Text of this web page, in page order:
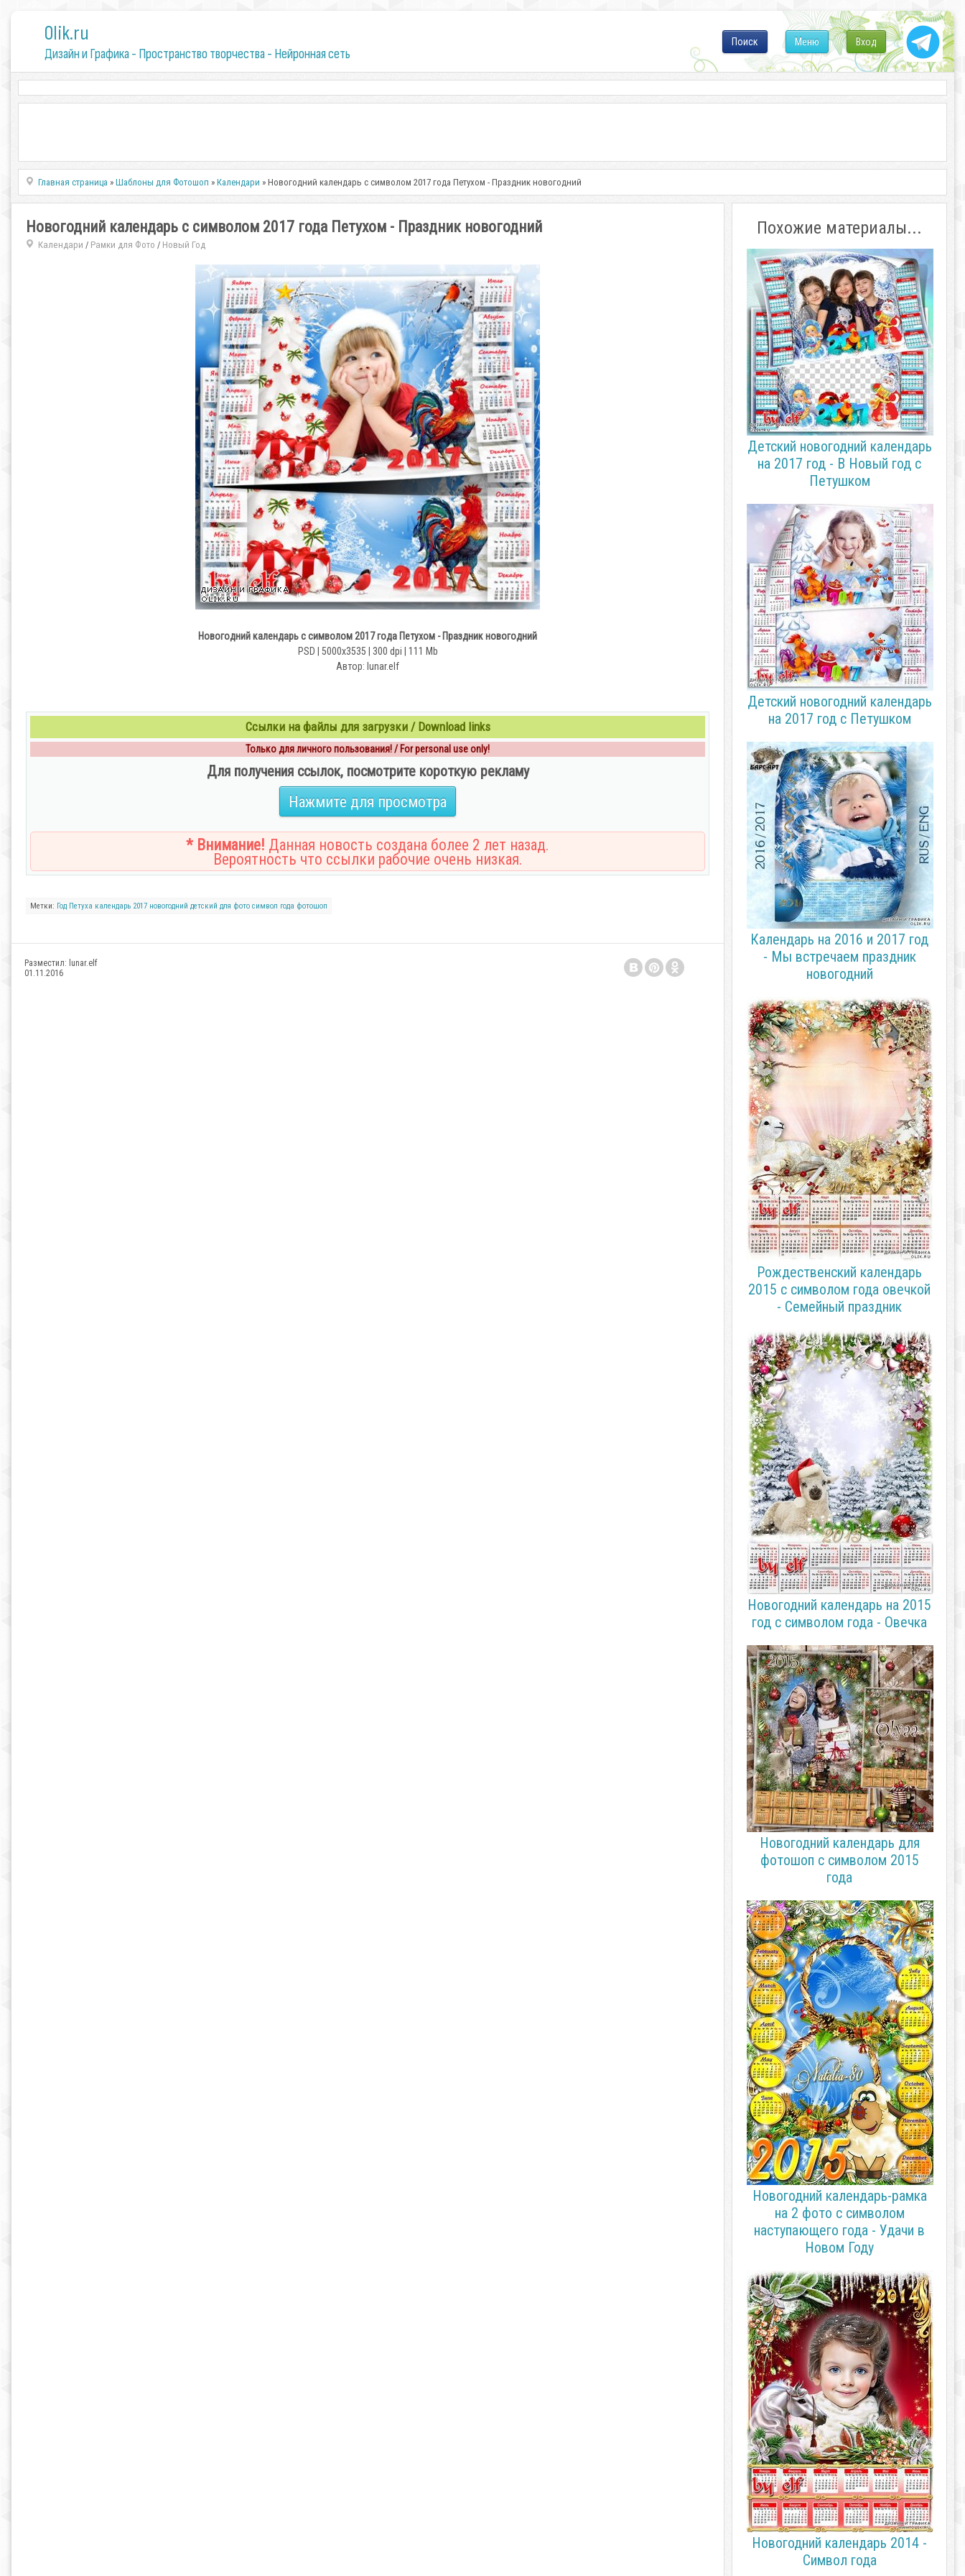
0lik.ru
Дизайн и Графика - Пространство творчества - Нейронная сеть
Вход
Меню
Поиск
Главная страница »Шаблоны для Фотошоп »Календари » Новогодний календарь с символом 2017 года Петухом - Праздник новогодний
Новогодний календарь с символом 2017 года Петухом - Праздник новогодний
Календари / Рамки для Фото / Новый Год
Новогодний календарь с символом 2017 года Петухом - Праздник новогодний
PSD | 5000х3535 | 300 dpi | 111 Mb
Автор: lunar.elf
Ссылки на файлы для загрузки / Download links
Только для личного пользования! / For personal use only!
Для получения ссылок, посмотрите короткую рекламу
Нажмите для просмотра
* Внимание! Данная новость создана более 2 лет назад.
Вероятность что ссылки рабочие очень низкая.
Метки: Год Петуха календарь 2017 новогодний детский для фото символ года фотошоп
Разместил: lunar.elf
01.11.2016
Похожие материалы...
Детский новогодний календарь
на 2017 год - В Новый год с
Петушком
Детский новогодний календарь
на 2017 год с Петушком
Календарь на 2016 и 2017 год
- Мы встречаем праздник
новогодний
Рождественский календарь
2015 с символом года овечкой
- Семейный праздник
Новогодний календарь на 2015
год с символом года - Овечка
Новогодний календарь для
фотошоп с символом 2015
года
Новогодний календарь-рамка
на 2 фото с символом
наступающего года - Удачи в
Новом Году
Новогодний календарь 2014 -
Символ года